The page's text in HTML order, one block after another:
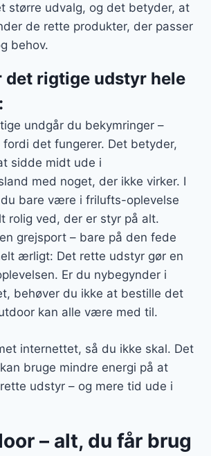
større udvalg, og det betyder, at
de rette produkter, der passer
behov.
det rigtige udstyr hele
undgår du bekymringer –
fordi det fungerer. Det betyder,
sidde midt ude i
med noget, der ikke virker. I
bare være i frilufts-oplevelse
rolig ved, der er styr på alt.
grejsport – bare på den fede
ærligt: Det rette udstyr gør en
Er du nybegynder i
behøver du ikke at bestille det
kan alle være med til.
internettet, så du ikke skal. Det
bruge mindre energi på at
udstyr – og mere tid ude i
– alt, du får brug